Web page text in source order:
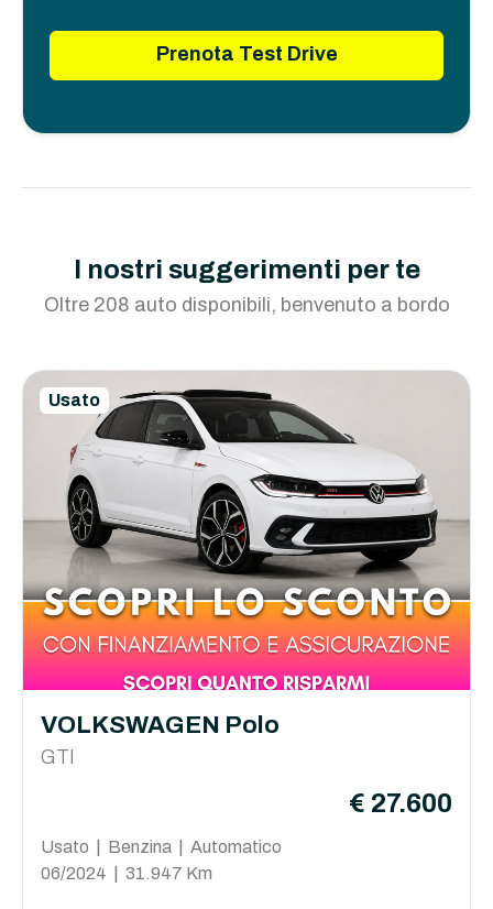
Prenota Test Drive
I nostri suggerimenti per te
Oltre 208 auto disponibili, benvenuto a bordo
Usato
VOLKSWAGEN Polo
GTI
€ 27.600
Usato | Benzina | Automatico
06/2024 | 31.947 Km